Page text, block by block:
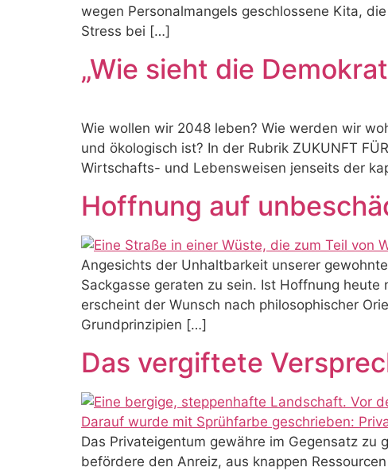
wegen Personalmangels geschlossene Kita,
Stress bei […]
„Wie sieht die
Wie wollen wir 2048 leben? Wie werden wir
und ökologisch ist? In der Rubrik ZUKUNFT
Wirtschafts- und Lebensweisen jenseits der
Hoffnung auf
Angesichts der Unhaltbarkeit unserer
Sackgasse geraten zu sein. Ist Hoffnung
erscheint der Wunsch nach philosophischer
Grundprinzipien […]
Das vergiftete
Das Privateigentum gewähre im Gegensatz zu
befördere den Anreiz, aus knappen